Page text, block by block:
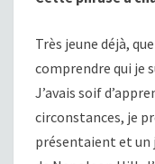
Très jeune déjà,
comprendre qui je
J’avais soif
circonstances, je
présentaient et un